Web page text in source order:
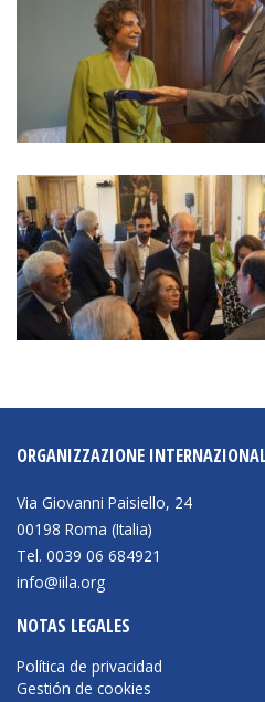
ORGANIZZAZIONE
Via Giovanni Paisiello, 24
00198 Roma (Italia)
Tel. 0039 06 684921
info@iila.org
NOTAS LEGALES
Política de privacidad
Gestión de cookies